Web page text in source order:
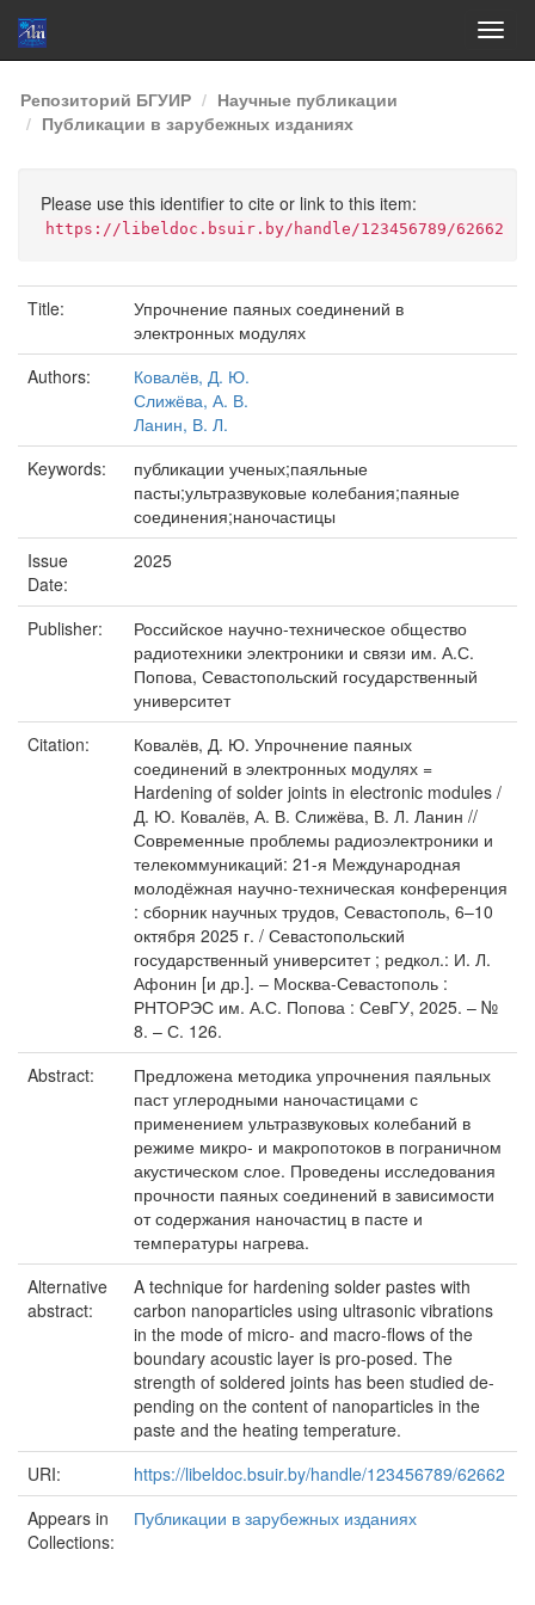
Skip
navigation
Репозиторий БГУИР
Научные публикации
Публикации в зарубежных изданиях
Please use this identifier to cite or link to this item:
https://libeldoc.bsuir.by/handle/123456789/62662
Title:
Упрочнение паяных соединений в
электронных модулях
Authors:
Ковалёв, Д. Ю.
Слижёва, А. В.
Ланин, В. Л.
Keywords:
публикации ученых;паяльные
пасты;ультразвуковые колебания;паяные
соединения;наночастицы
Issue
Date:
2025
Publisher:
Российское научно-техническое общество
радиотехники электроники и связи им. А.С.
Попова, Севастопольский государственный
университет
Citation:
Ковалёв, Д. Ю. Упрочнение паяных
соединений в электронных модулях =
Hardening of solder joints in electronic modules /
Д. Ю. Ковалёв, А. В. Слижёва, В. Л. Ланин //
Современные проблемы радиоэлектроники и
телекоммуникаций: 21-я Международная
молодёжная научно-техническая конференция
: сборник научных трудов, Севастополь, 6–10
октября 2025 г. / Севастопольский
государственный университет ; редкол.: И. Л.
Афонин [и др.]. – Москва-Севастополь :
РНТОРЭС им. А.С. Попова : СевГУ, 2025. – №
8. – С. 126.
Abstract:
Предложена методика упрочнения паяльных
паст углеродными наночастицами с
применением ультразвуковых колебаний в
режиме микро- и макропотоков в пограничном
акустическом слое. Проведены исследования
прочности паяных соединений в зависимости
от содержания наночастиц в пасте и
температуры нагрева.
Alternative
abstract:
A technique for hardening solder pastes with
carbon nanoparticles using ultrasonic vibrations
in the mode of micro- and macro-flows of the
boundary acoustic layer is pro-posed. The
strength of soldered joints has been studied de-
pending on the content of nanoparticles in the
paste and the heating temperature.
URI:
https://libeldoc.bsuir.by/handle/123456789/62662
Appears in
Collections:
Публикации в зарубежных изданиях